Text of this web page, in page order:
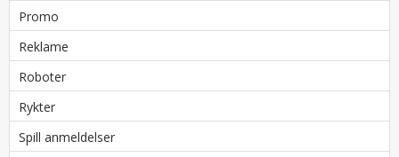
Promo
Reklame
Roboter
Rykter
Spill anmeldelser